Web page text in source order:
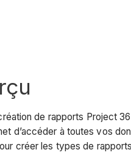
de rapports Project
d’accéder à toutes vos
créer les types de